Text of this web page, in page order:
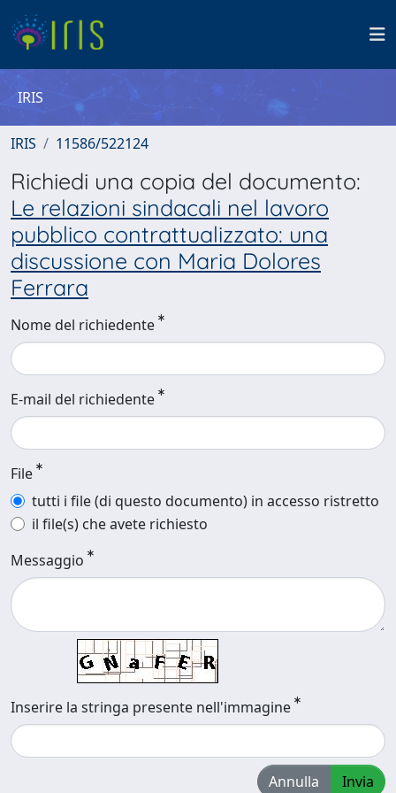
IRIS
IRIS 11586/522124
Richiedi una copia del documento:
Le relazioni sindacali nel lavoro
pubblico contrattualizzato: una
discussione con Maria Dolores
Ferrara
Nome del richiedente
E-mail del richiedente
File
tutti i file (di questo documento) in accesso ristretto
il file(s) che avete richiesto
Messaggio
Inserire la stringa presente nell'immagine
Annulla Invia